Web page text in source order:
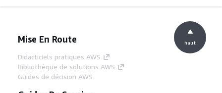
Mise En Route
Didacticiels pratiques AWS
Bibliothèque de solutions AWS
Guides de décision AWS
haut